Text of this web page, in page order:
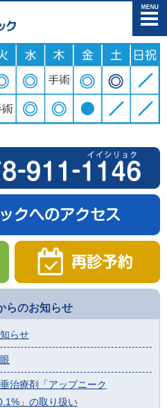
らのお知らせ
らせ
治療剤「アップニーク
」の取り扱い